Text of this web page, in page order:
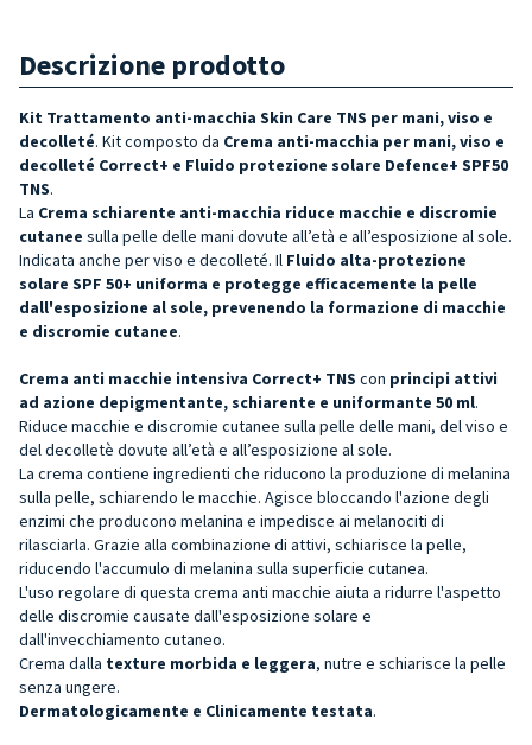
Descrizione prodotto
Kit Trattamento anti-macchia Skin Care TNS per mani, viso e
decolleté. Kit composto da Crema anti-macchia per mani, viso e
decolleté Correct+ e Fluido protezione solare Defence+ SPF50
TNS.
La Crema schiarente anti-macchia riduce macchie e discromie
cutanee sulla pelle delle mani dovute all’età e all’esposizione al sole.
Indicata anche per viso e decolleté. Il Fluido alta-protezione
solare SPF 50+ uniforma e protegge efficacemente la pelle
dall'esposizione al sole, prevenendo la formazione di macchie
e discromie cutanee.
Crema anti macchie intensiva Correct+ TNS con principi attivi
ad azione depigmentante, schiarente e uniformante 50 ml.
Riduce macchie e discromie cutanee sulla pelle delle mani, del viso e
del decolletè dovute all’età e all’esposizione al sole.
La crema contiene ingredienti che riducono la produzione di melanina
sulla pelle, schiarendo le macchie. Agisce bloccando l'azione degli
enzimi che producono melanina e impedisce ai melanociti di
rilasciarla. Grazie alla combinazione di attivi, schiarisce la pelle,
riducendo l'accumulo di melanina sulla superficie cutanea.
L'uso regolare di questa crema anti macchie aiuta a ridurre l'aspetto
delle discromie causate dall'esposizione solare e
dall'invecchiamento cutaneo.
Crema dalla texture morbida e leggera, nutre e schiarisce la pelle
senza ungere.
Dermatologicamente e Clinicamente testata.